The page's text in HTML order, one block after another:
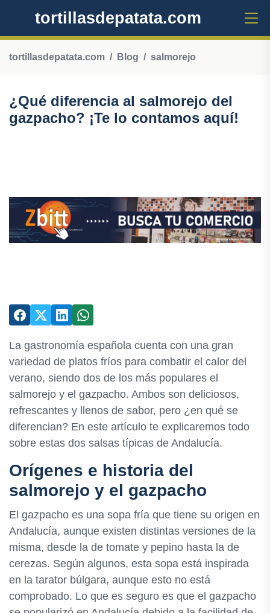
tortillasdepatata.com
tortillasdepatata.com Blog salmorejo
¿Qué diferencia al salmorejo del
gazpacho? ¡Te lo contamos aquí!
La gastronomía española cuenta con una gran
variedad de platos fríos para combatir el calor del
verano, siendo dos de los más populares el
salmorejo y el gazpacho. Ambos son deliciosos,
refrescantes y llenos de sabor, pero ¿en qué se
diferencian? En este artículo te explicaremos todo
sobre estas dos salsas típicas de Andalucía.
Orígenes e historia del
salmorejo y el gazpacho
El gazpacho es una sopa fría que tiene su origen en
Andalucía, aunque existen distintas versiones de la
misma, desde la de tomate y pepino hasta la de
cerezas. Según algunos, esta sopa está inspirada
en la tarator búlgara, aunque esto no está
comprobado. Lo que es seguro es que el gazpacho